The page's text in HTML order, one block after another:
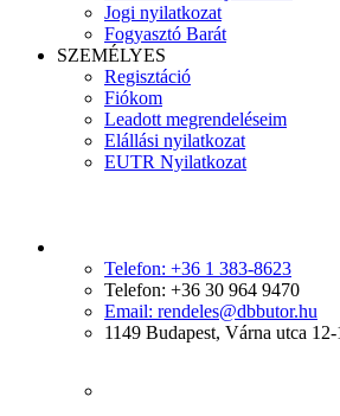
Jogi nyilatkozat
Fogyasztó Barát
SZEMÉLYES
Regisztáció
Fiókom
Leadott megrendeléseim
Elállási nyilatkozat
EUTR Nyilatkozat
Telefon: +36 1 383-8623
Telefon: +36 30 964 9470
Email: rendeles@dbbutor.hu
1149 Budapest, Várna utca 12-